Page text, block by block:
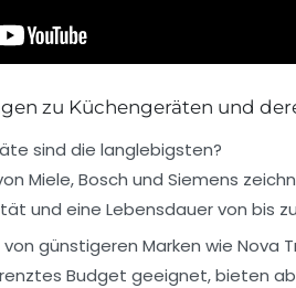
zu Küchengeräten und
sind die langlebigsten?
Miele, Bosch und Siemens
und eine Lebensdauer von bis
günstigeren Marken wie Nova
Budget geeignet, bieten